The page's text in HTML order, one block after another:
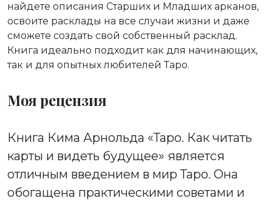
найдете описания Старших и Младших арканов,
освоите расклады на все случаи жизни и даже
сможете создать свой собственный расклад.
Книга идеально подходит как для начинающих,
так и для опытных любителей Таро.
Моя рецензия
Книга Кима Арнольда «Таро. Как читать
карты и видеть будущее» является
отличным введением в мир Таро. Она
обогащена практическими советами и